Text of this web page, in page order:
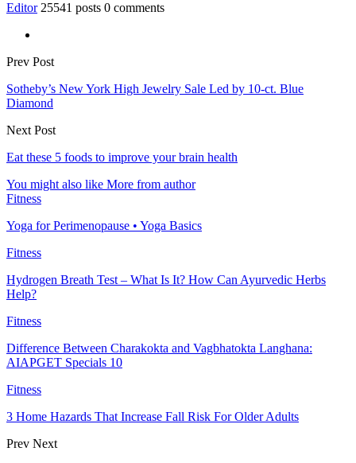
Editor 25541 posts 0 comments
Prev Post
Sotheby’s New York High Jewelry Sale Led by 10-ct. Blue
Diamond
Next Post
Eat these 5 foods to improve your brain health
You might also like More from author
Fitness
Yoga for Perimenopause • Yoga Basics
Fitness
Hydrogen Breath Test – What Is It? How Can Ayurvedic Herbs
Help?
Fitness
Difference Between Charakokta and Vagbhatokta Langhana:
AIAPGET Specials 10
Fitness
3 Home Hazards That Increase Fall Risk For Older Adults
Prev Next